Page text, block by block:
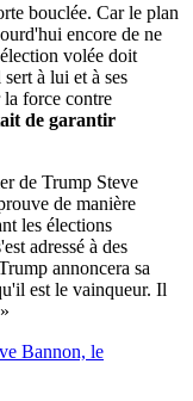
bouclée. Car le plan
encore de ne
volée doit
à lui et à ses
force contre
de garantir
de Trump Steve
de manière
les élections
adressé à des
annoncera sa
est le vainqueur. Il
Bannon, le